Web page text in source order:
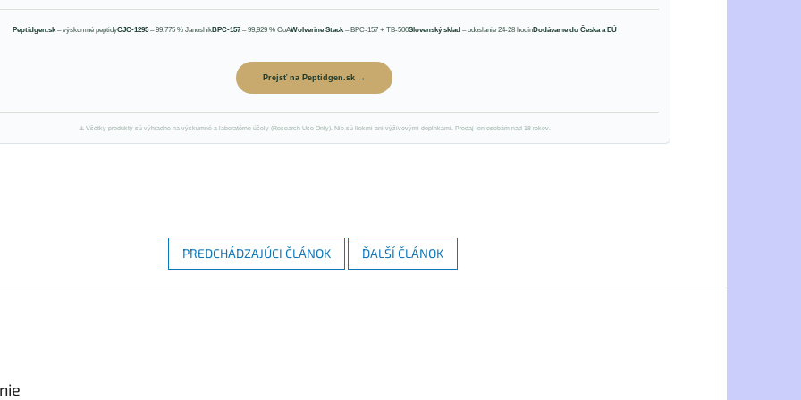
Peptidgen.sk– výskumné peptidyCJC-1295– 99,775 % JanoshikBPC-157– 99,929 % CoAWolverine Stack– BPC-157 + TB-500Slovenský sklad– odoslanie 24-28 hodínDodávame do Česka a EÚ
Prejsť na Peptidgen.sk →
⚠️ Všetky produkty sú výhradne na výskumné a laboratórne účely (Research Use Only). Nie sú liekmi ani výživovými doplnkami. Predaj len osobám nad 18 rokov.
PREDCHÁDZAJÚCI ČLÁNOK ĎALŠÍ ČLÁNOK